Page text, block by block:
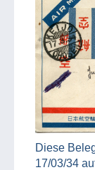
Diese
17/03/34